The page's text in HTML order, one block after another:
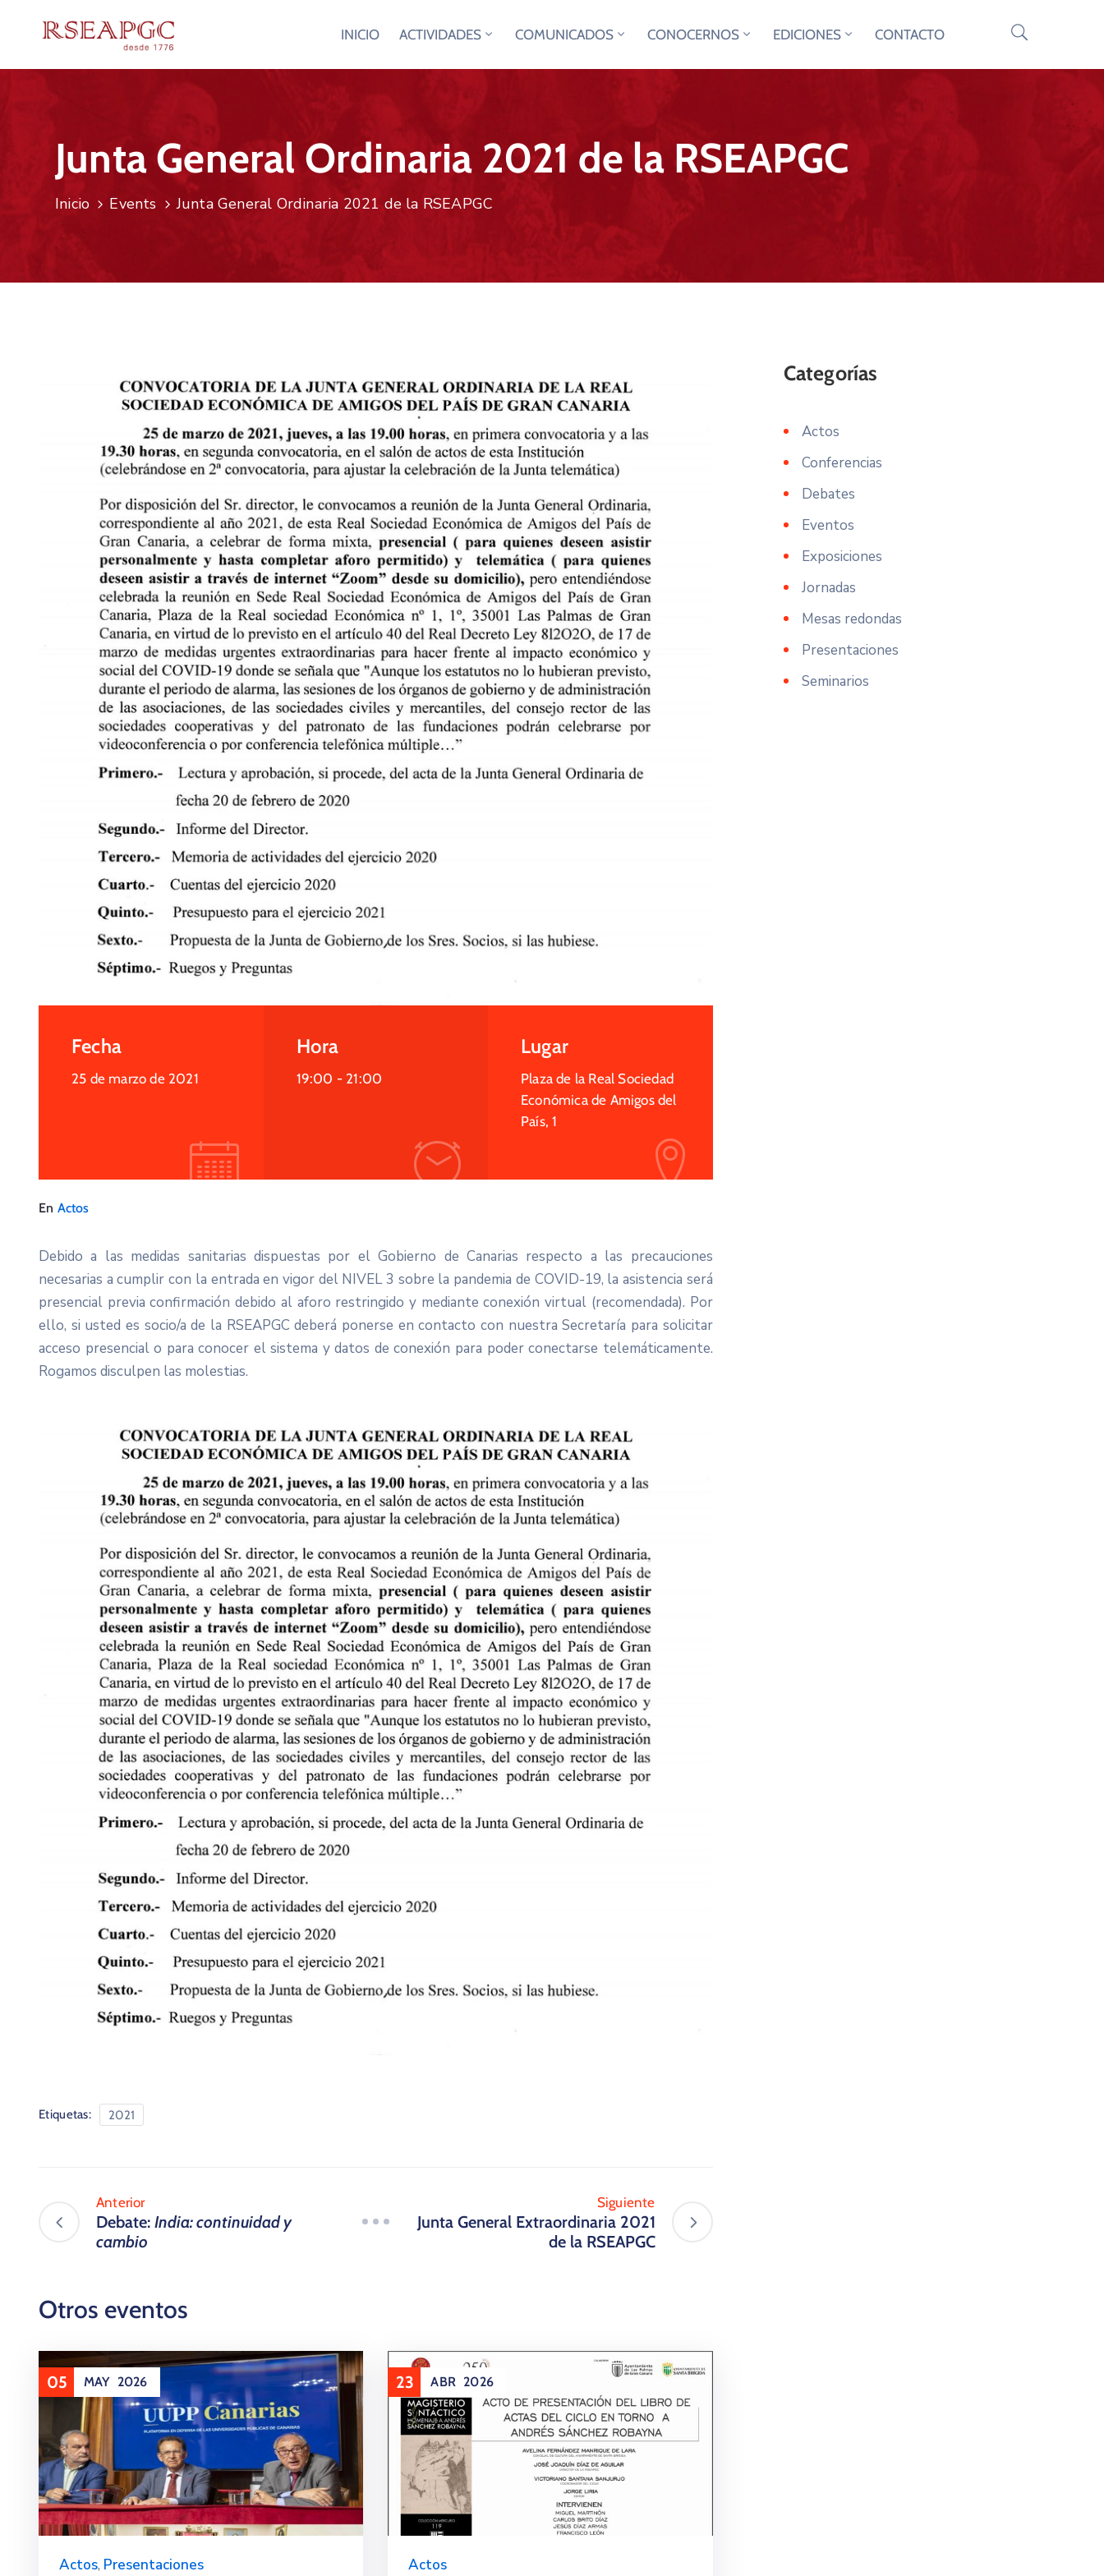
INICIO ACTIVIDADES COMUNICADOS CONOCERNOS EDICIONES CONTACTO
Junta General Ordinaria 2021 de la RSEAPGC
Inicio Events Junta General Ordinaria 2021 de la RSEAPGC
Fecha
25 de marzo de 2021
Hora
19:00 - 21:00
Lugar
Plaza de la Real Sociedad
Económica de Amigos del
País, 1
En Actos
Debido a las medidas sanitarias dispuestas por el Gobierno de Canarias respecto a las precauciones
necesarias a cumplir con la entrada en vigor del NIVEL 3 sobre la pandemia de COVID-19, la asistencia será
presencial previa confirmación debido al aforo restringido y mediante conexión virtual (recomendada). Por
ello, si usted es socio/a de la RSEAPGC deberá ponerse en contacto con nuestra Secretaría para solicitar
acceso presencial o para conocer el sistema y datos de conexión para poder conectarse telemáticamente.
Rogamos disculpen las molestias.
Etiquetas: 2021
Anterior
Debate: India: continuidad y
cambio
Siguiente
Junta General Extraordinaria 2021
de la RSEAPGC
Otros eventos
05 MAY 2026
Actos, Presentaciones
23 ABR 2026
Actos
Actos
Conferencias
Debates
Eventos
Exposiciones
Jornadas
Mesas redondas
Presentaciones
Seminarios